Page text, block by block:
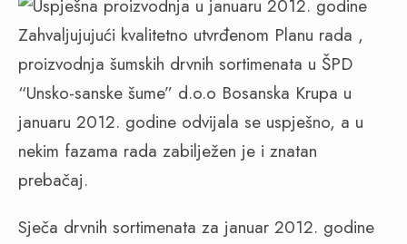
Zahvaljujujući kvalitetno utvrđenom Planu rada ,
proizvodnja šumskih drvnih sortimenata u ŠPD
“Unsko-sanske šume” d.o.o Bosanska Krupa u
januaru 2012. godine odvijala se uspješno, a u
nekim fazama rada zabilježen je i znatan
prebačaj.
Sječa drvnih sortimenata za januar 2012. godine